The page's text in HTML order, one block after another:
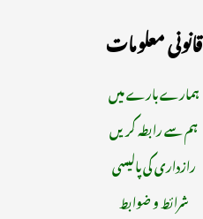
قانونی معلومات
ہمارے بارے میں
ہم سے رابطہ کریں
رازداری کی پالیسی
شرائط و ضوابط